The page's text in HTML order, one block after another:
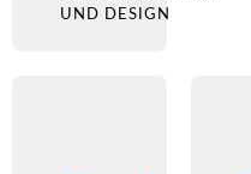
UND DESIGN